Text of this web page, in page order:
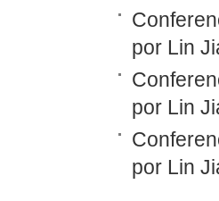
por Lin
por Lin
por Lin